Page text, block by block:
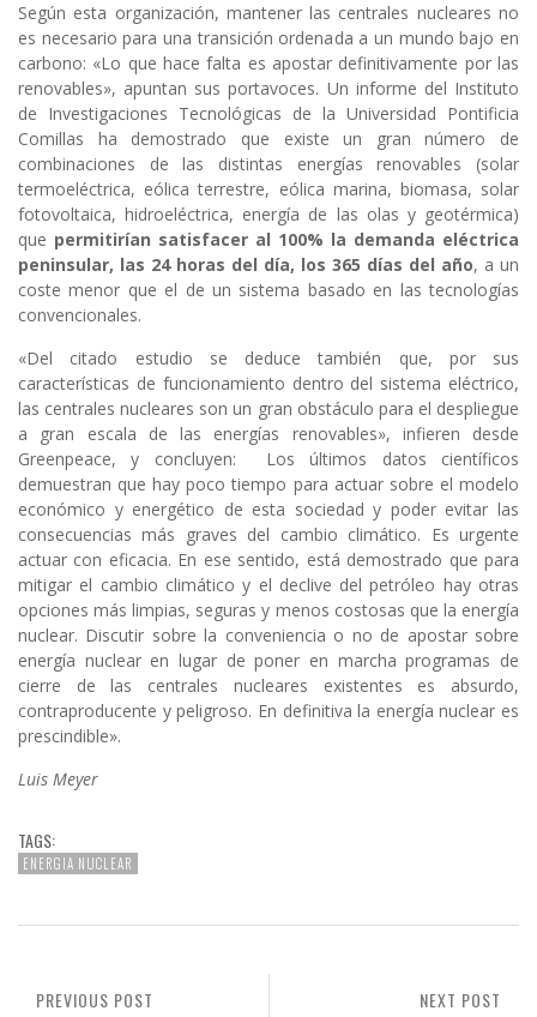
Según esta organización, mantener las centrales nucleares no
es necesario para una transición ordenada a un mundo bajo en
carbono: «Lo que hace falta es apostar definitivamente por las
renovables», apuntan sus portavoces. Un informe del Instituto
de Investigaciones Tecnológicas de la Universidad Pontificia
Comillas ha demostrado que existe un gran número de
combinaciones de las distintas energías renovables (solar
termoeléctrica, eólica terrestre, eólica marina, biomasa, solar
fotovoltaica, hidroeléctrica, energía de las olas y geotérmica)
que permitirían satisfacer al 100% la demanda eléctrica
peninsular, las 24 horas del día, los 365 días del año, a un
coste menor que el de un sistema basado en las tecnologías
convencionales.
«Del citado estudio se deduce también que, por sus
características de funcionamiento dentro del sistema eléctrico,
las centrales nucleares son un gran obstáculo para el despliegue
a gran escala de las energías renovables», infieren desde
Greenpeace, y concluyen: Los últimos datos científicos
demuestran que hay poco tiempo para actuar sobre el modelo
económico y energético de esta sociedad y poder evitar las
consecuencias más graves del cambio climático. Es urgente
actuar con eficacia. En ese sentido, está demostrado que para
mitigar el cambio climático y el declive del petróleo hay otras
opciones más limpias, seguras y menos costosas que la energía
nuclear. Discutir sobre la conveniencia o no de apostar sobre
energía nuclear en lugar de poner en marcha programas de
cierre de las centrales nucleares existentes es absurdo,
contraproducente y peligroso. En definitiva la energía nuclear es
prescindible».
Luis Meyer
TAGS:
ENERGIA NUCLEAR
NEXT POST
PREVIOUS POST